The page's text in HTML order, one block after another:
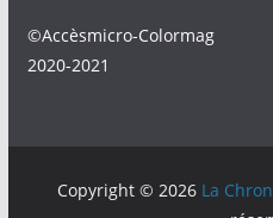
©Accèsmicro-Colormag
2020-2021
Copyright © 2026 La